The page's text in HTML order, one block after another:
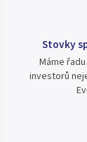
Stovky
Máme
investorů